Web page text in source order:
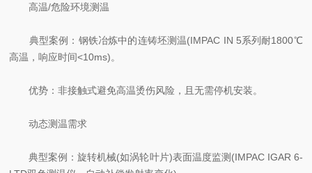
高温/危险环境测温
典型案例：钢铁冶炼中的连铸坯测温(IMPAC IN 5系列耐1800℃
高温，响应时间<10ms)。
优势：非接触式避免高温烫伤风险，且无需停机安装。
动态测温需求
典型案例：旋转机械(如涡轮叶片)表面温度监测(IMPAC IGAR 6-